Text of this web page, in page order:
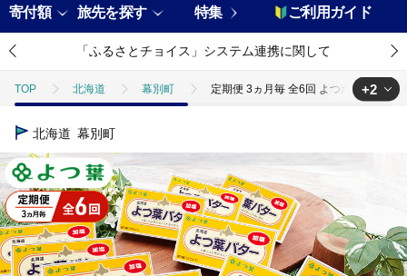
寄付額 旅先を探す 特集 ご利用ガイド
「ふるさとチョイス」システム連携に関して
TOP 北海道 幕別町 定期便 3ヵ月毎 全6回 よつ葉 「北海道
TOP
TOP 卵・乳製品
+2
北海道 幕別町